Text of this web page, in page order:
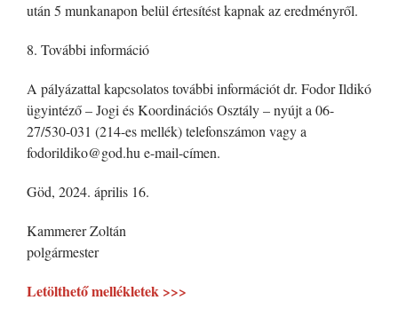
után 5 munkanapon belül értesítést kapnak az eredményről.
8. További információ
A pályázattal kapcsolatos további információt dr. Fodor Ildikó
ügyintéző – Jogi és Koordinációs Osztály – nyújt a 06-
27/530-031 (214-es mellék) telefonszámon vagy a
fodorildiko@god.hu e-mail-címen.
Göd, 2024. április 16.
Kammerer Zoltán
polgármester
Letölthető mellékletek >>>